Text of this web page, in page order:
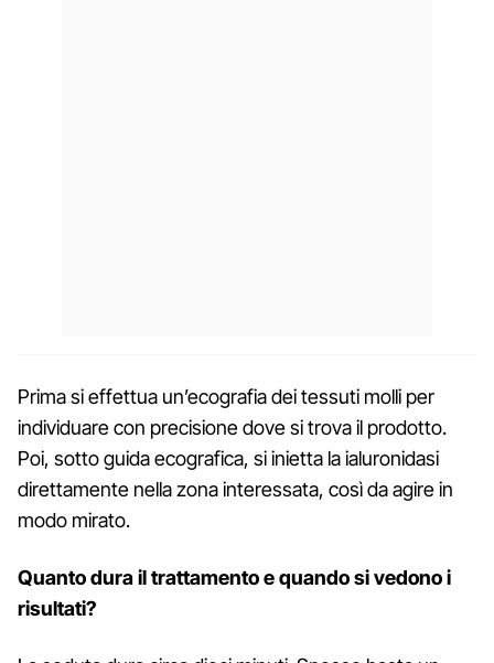
Prima si effettua un’ecografia dei tessuti molli per
individuare con precisione dove si trova il prodotto.
Poi, sotto guida ecografica, si inietta la ialuronidasi
direttamente nella zona interessata, così da agire in
modo mirato.
Quanto dura il trattamento e quando si vedono i
risultati?